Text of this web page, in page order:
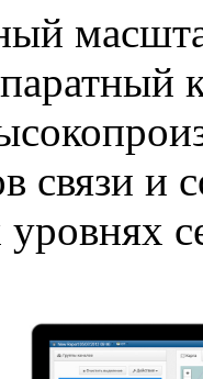
связи